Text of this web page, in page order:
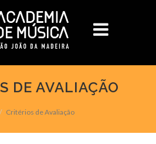
DE AVALIAÇÃO
Critérios de Avaliação